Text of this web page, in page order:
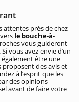
attentes près de chez
le bouche-à-
vous guideront
vous avez envie d’un
être une
proposent des avis et
à l’esprit que les
des opinions
avant de faire votre